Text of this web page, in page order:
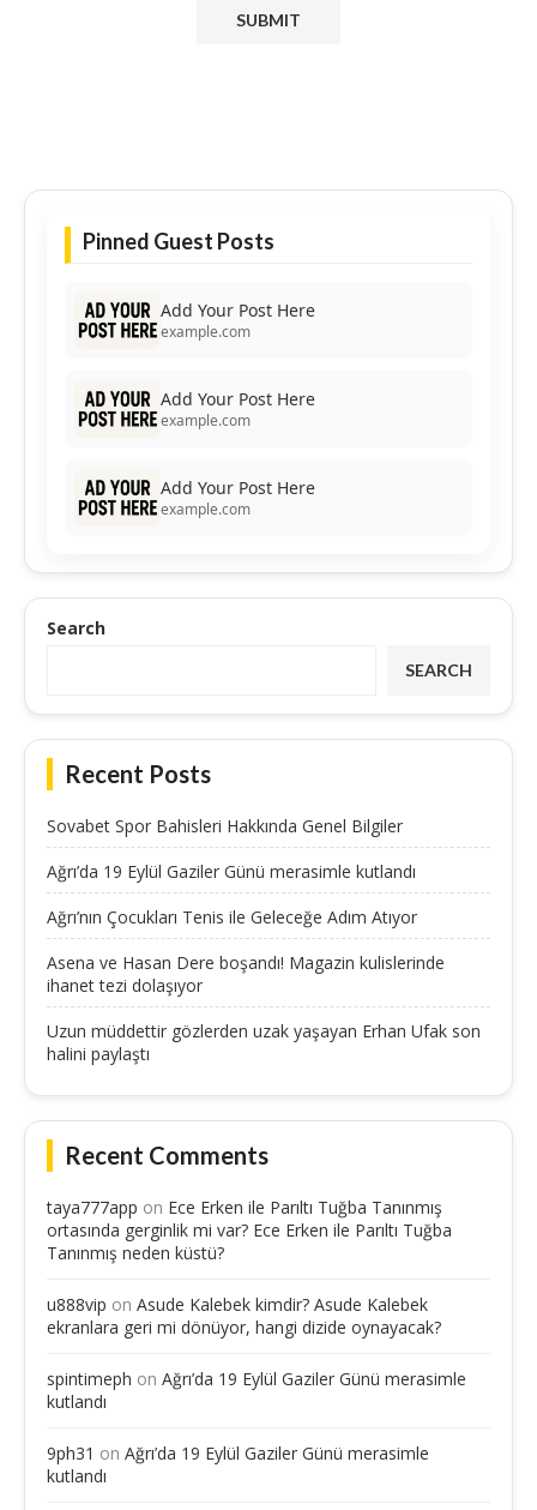
Pinned Guest Posts
Add Your Post Here
example.com
Add Your Post Here
example.com
Add Your Post Here
example.com
Search
SEARCH
Recent Posts
Sovabet Spor Bahisleri Hakkında Genel Bilgiler
Ağrı’da 19 Eylül Gaziler Günü merasimle kutlandı
Ağrı’nın Çocukları Tenis ile Geleceğe Adım Atıyor
Asena ve Hasan Dere boşandı! Magazin kulislerinde
ihanet tezi dolaşıyor
Uzun müddettir gözlerden uzak yaşayan Erhan Ufak son
halini paylaştı
Recent Comments
taya777app on Ece Erken ile Parıltı Tuğba Tanınmış
ortasında gerginlik mi var? Ece Erken ile Parıltı Tuğba
Tanınmış neden küstü?
u888vip on Asude Kalebek kimdir? Asude Kalebek
ekranlara geri mi dönüyor, hangi dizide oynayacak?
spintimeph on Ağrı’da 19 Eylül Gaziler Günü merasimle
kutlandı
9ph31 on Ağrı’da 19 Eylül Gaziler Günü merasimle
kutlandı